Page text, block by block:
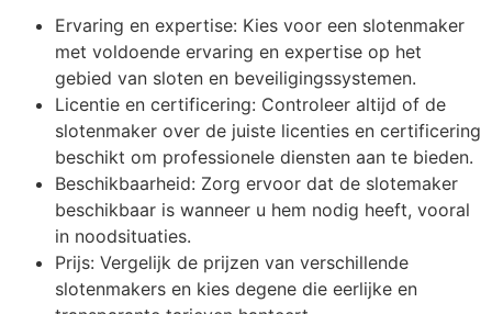
Ervaring en expertise: Kies voor een slotenmaker
met voldoende ervaring en expertise op het
gebied van sloten en beveiligingssystemen.
Licentie en certificering: Controleer altijd of de
slotenmaker over de juiste licenties en certificering
beschikt om professionele diensten aan te bieden.
Beschikbaarheid: Zorg ervoor dat de slotemaker
beschikbaar is wanneer u hem nodig heeft, vooral
in noodsituaties.
Prijs: Vergelijk de prijzen van verschillende
slotenmakers en kies degene die eerlijke en